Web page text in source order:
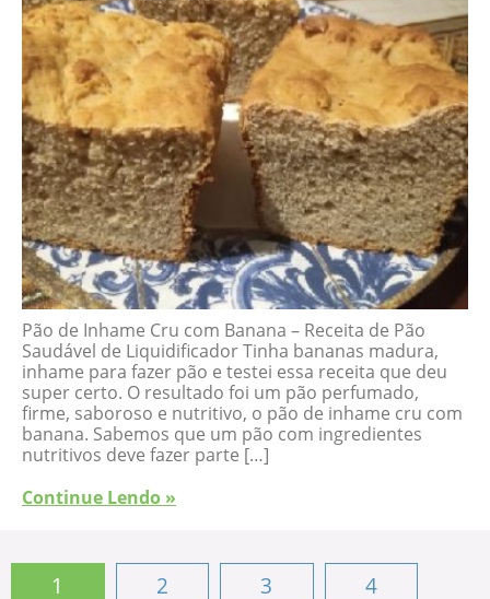
Pão de Inhame Cru com Banana – Receita de Pão
Saudável de Liquidificador Tinha bananas madura,
inhame para fazer pão e testei essa receita que deu
super certo. O resultado foi um pão perfumado,
firme, saboroso e nutritivo, o pão de inhame cru com
banana. Sabemos que um pão com ingredientes
nutritivos deve fazer parte […]
Continue Lendo »
1 2 3
4